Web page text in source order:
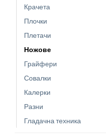
Крачета
Плочки
Плетачи
Ножове
Грайфери
Совалки
Калерки
Разни
Гладачна техника